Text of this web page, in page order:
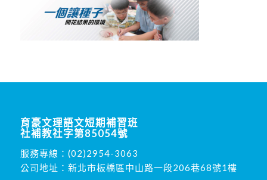
育豪文理語文短期補習班
社補教社字第85054號
服務專線： (02)2954-3063
公司地址：新北市板橋區中山路一段206巷68號1樓